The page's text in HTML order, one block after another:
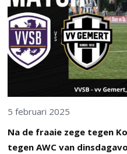
5 februari 2025
Na de fraaie zege tegen
tegen AWC van